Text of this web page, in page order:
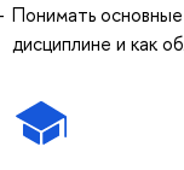
Понимать
дисциплине и как